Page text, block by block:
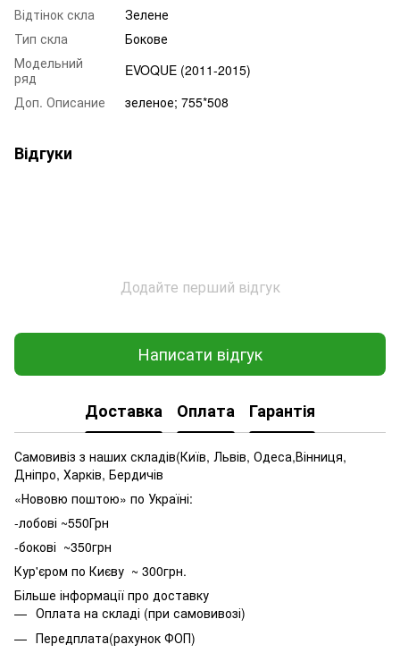
Відтінок скла
Зелене
Тип скла
Бокове
Модельний
ряд
EVOQUE (2011-2015)
Доп. Описание
зеленое; 755*508
Відгуки
Додайте перший відгук
Написати відгук
Доставка Оплата Гарантія
Самовивіз з наших складів(Київ, Львів, Одеса,Вінниця,
Дніпро, Харків, Бердичів
«Нововю поштою» по Україні:
-лобові ~550Грн
-бокові ~350грн
Кур'єром по Києву ~ 300грн.
Більше інформації про доставку
Оплата на складі (при самовивозі)
Передплата(рахунок ФОП)